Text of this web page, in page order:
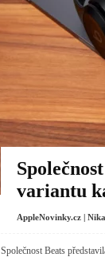
variantu
AppleNovinky.cz |
Společnost Beats